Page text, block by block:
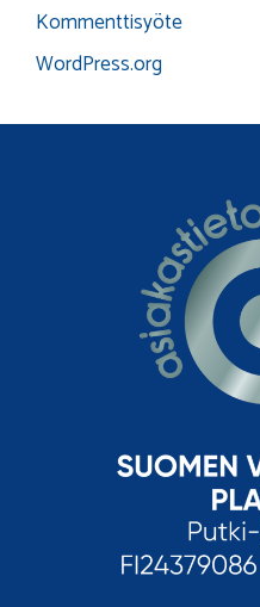
Kommenttisyöte
WordPress.org